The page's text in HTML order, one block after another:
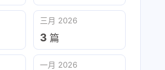
三月 2026
3 篇
一月 2026